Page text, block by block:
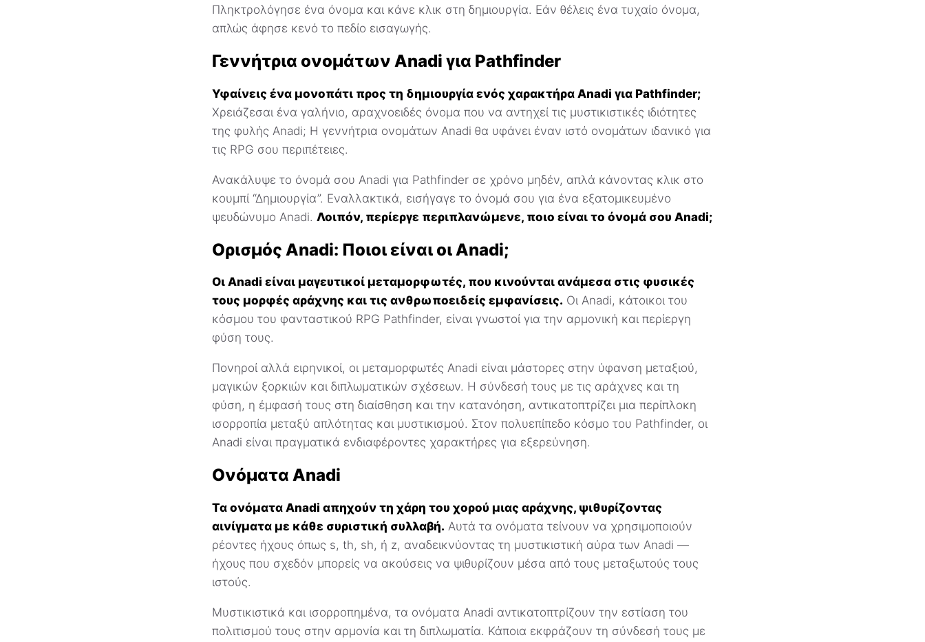
Πληκτρολόγησε ένα όνομα και κάνε κλικ στη δημιουργία. Εάν θέλεις ένα τυχαίο όνομα,
απλώς άφησε κενό το πεδίο εισαγωγής.
Γεννήτρια ονομάτων Anadi για Pathfinder
Υφαίνεις ένα μονοπάτι προς τη δημιουργία ενός χαρακτήρα Anadi για Pathfinder;
Χρειάζεσαι ένα γαλήνιο, αραχνοειδές όνομα που να αντηχεί τις μυστικιστικές ιδιότητες
της φυλής Anadi; Η γεννήτρια ονομάτων Anadi θα υφάνει έναν ιστό ονομάτων ιδανικό για
τις RPG σου περιπέτειες.
Ανακάλυψε το όνομά σου Anadi για Pathfinder σε χρόνο μηδέν, απλά κάνοντας κλικ στο
κουμπί “Δημιουργία”. Εναλλακτικά, εισήγαγε το όνομά σου για ένα εξατομικευμένο
ψευδώνυμο Anadi. Λοιπόν, περίεργε περιπλανώμενε, ποιο είναι το όνομά σου Anadi;
Ορισμός Anadi: Ποιοι είναι οι Anadi;
Οι Anadi είναι μαγευτικοί μεταμορφωτές, που κινούνται ανάμεσα στις φυσικές
τους μορφές αράχνης και τις ανθρωποειδείς εμφανίσεις. Οι Anadi, κάτοικοι του
κόσμου του φανταστικού RPG Pathfinder, είναι γνωστοί για την αρμονική και περίεργη
φύση τους.
Πονηροί αλλά ειρηνικοί, οι μεταμορφωτές Anadi είναι μάστορες στην ύφανση μεταξιού,
μαγικών ξορκιών και διπλωματικών σχέσεων. Η σύνδεσή τους με τις αράχνες και τη
φύση, η έμφασή τους στη διαίσθηση και την κατανόηση, αντικατοπτρίζει μια περίπλοκη
ισορροπία μεταξύ απλότητας και μυστικισμού. Στον πολυεπίπεδο κόσμο του Pathfinder, οι
Anadi είναι πραγματικά ενδιαφέροντες χαρακτήρες για εξερεύνηση.
Ονόματα Anadi
Τα ονόματα Anadi απηχούν τη χάρη του χορού μιας αράχνης, ψιθυρίζοντας
αινίγματα με κάθε συριστική συλλαβή. Αυτά τα ονόματα τείνουν να χρησιμοποιούν
ρέοντες ήχους όπως s, th, sh, ή z, αναδεικνύοντας τη μυστικιστική αύρα των Anadi —
ήχους που σχεδόν μπορείς να ακούσεις να ψιθυρίζουν μέσα από τους μεταξωτούς τους
ιστούς.
Μυστικιστικά και ισορροπημένα, τα ονόματα Anadi αντικατοπτρίζουν την εστίαση του
πολιτισμού τους στην αρμονία και τη διπλωματία. Κάποια εκφράζουν τη σύνδεσή τους με